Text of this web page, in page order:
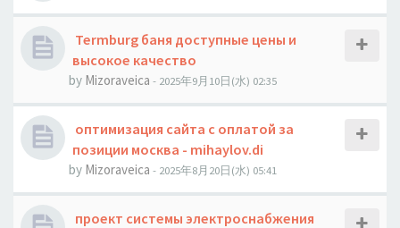
Termburg баня доступные цены и
высокое качество
by Mizoraveica - 2025年9月10日(水) 02:35
оптимизация сайта с оплатой за
позиции москва - mihaylov.di
by Mizoraveica - 2025年8月20日(水) 05:41
проект системы электроснабжения